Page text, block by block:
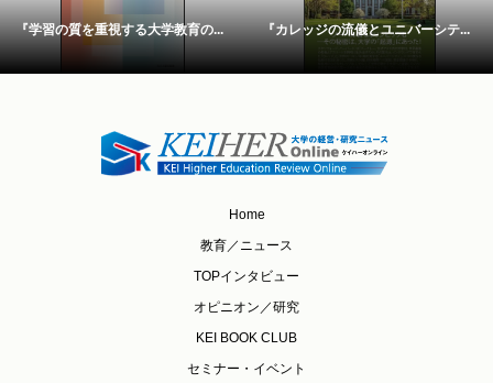
『学習の質を重視する大学教育の... 『カレッジの流儀とユニバーシテ...
Home
教育／ニュース
TOPインタビュー
オピニオン／研究
KEI BOOK CLUB
セミナー・イベント